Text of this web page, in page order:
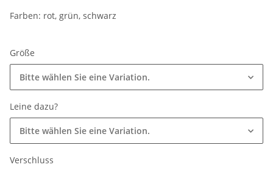
Farben: rot, grün, schwarz
Größe
Bitte wählen Sie eine Variation.
Leine dazu?
Bitte wählen Sie eine Variation.
Verschluss